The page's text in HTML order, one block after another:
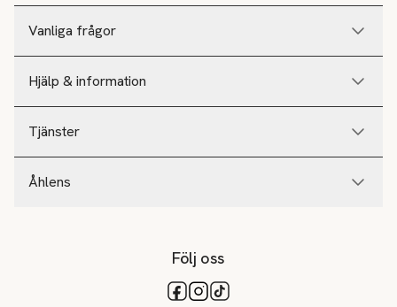
Vanliga frågor
Hjälp & information
Tjänster
Åhlens
Följ oss